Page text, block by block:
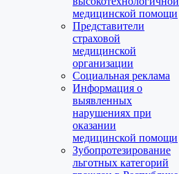
медицинской помощи
Представители
страховой
медицинской
организации
Социальная реклама
Информация о
выявленных
нарушениях при
оказании
медицинской помощи
Зубопротезирование
льготных категорий